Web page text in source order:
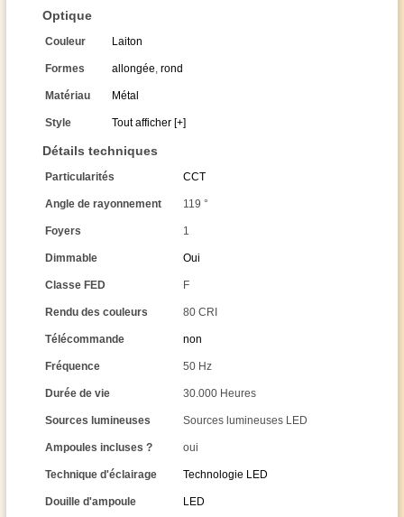
Optique
Couleur Laiton
Formes allongée, rond
Matériau Métal
Style Tout afficher [+]
Détails techniques
Particularités CCT
Angle de rayonnement 119 °
Foyers 1
Dimmable Oui
Classe FED F
Rendu des couleurs 80 CRI
Télécommande non
Fréquence 50 Hz
Durée de vie 30.000 Heures
Sources lumineuses Sources lumineuses LED
Ampoules incluses ? oui
Technique d'éclairage Technologie LED
Douille d'ampoule LED